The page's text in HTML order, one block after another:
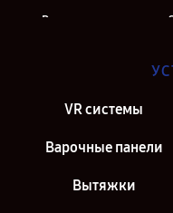
Ремонт холодильника
VR системы
Варочные панели
Вытяжки